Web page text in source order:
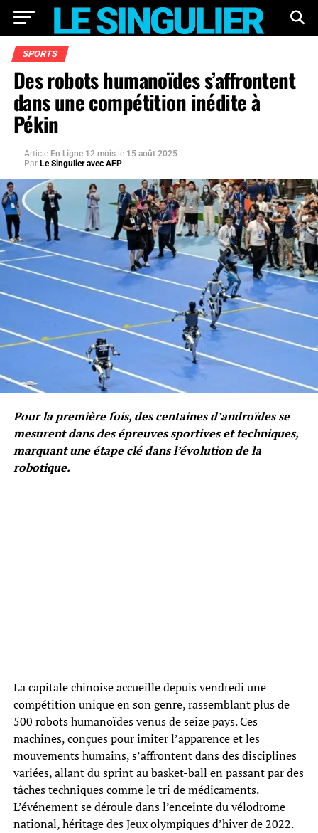
SPORTS
Des robots humanoïdes s’affrontent
dans une compétition inédite à
Pékin
Article En Ligne 12 mois le 15 août 2025
Par Le Singulier avec AFP
Pour la première fois, des centaines d’androïdes se
mesurent dans des épreuves sportives et techniques,
marquant une étape clé dans l’évolution de la
robotique.
La capitale chinoise accueille depuis vendredi une
compétition unique en son genre, rassemblant plus de
500 robots humanoïdes venus de seize pays. Ces
machines, conçues pour imiter l’apparence et les
mouvements humains, s’affrontent dans des disciplines
variées, allant du sprint au basket-ball en passant par des
tâches techniques comme le tri de médicaments.
L’événement se déroule dans l’enceinte du vélodrome
national, héritage des Jeux olympiques d’hiver de 2022.